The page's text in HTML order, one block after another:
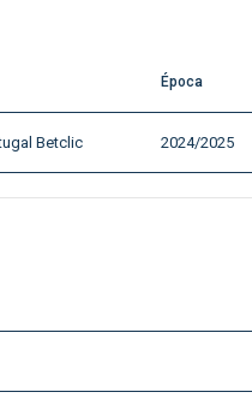
Época
Betclic 2024/2025